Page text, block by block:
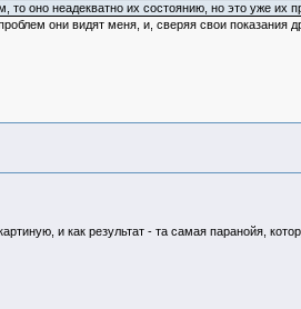
оно неадекватно их состоянию, но это уже их
они видят меня, и, сверяя свои показания
и как результат - та самая паранойя,